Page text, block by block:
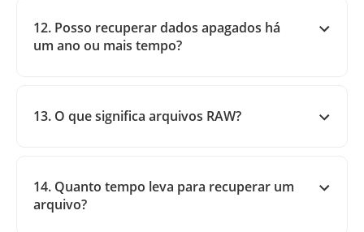
12. Posso recuperar dados apagados há
um ano ou mais tempo?
13. O que significa arquivos RAW?
14. Quanto tempo leva para recuperar um
arquivo?